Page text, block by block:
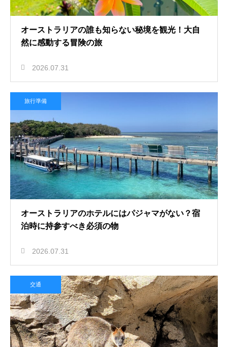
オーストラリアの誰も知らない秘境を観光！大自
然に感動する冒険の旅
2026.07.31
旅行準備
オーストラリアのホテルにはパジャマがない？宿
泊時に持参すべき必須の物
2026.07.31
交通